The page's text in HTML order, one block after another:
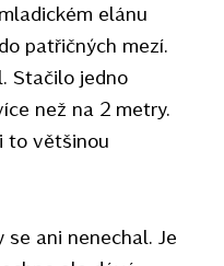
elánu
patřičných mezí.
Stačilo jedno
než na 2 metry.
to většinou
ani nenechal. Je